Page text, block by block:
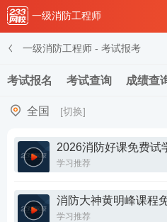
一级消防工程师
一级消防工程师 - 考试报考
考试报名 考试查询 成绩查
全国 [切换]
2026消防好课免费试
学习推荐
消防大神黄明峰课程
学习推荐